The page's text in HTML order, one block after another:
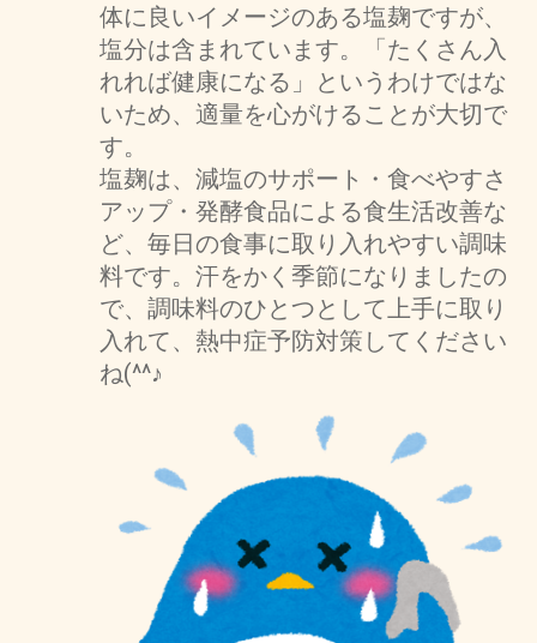
体に良いイメージのある塩麹ですが、
塩分は含まれています。「たくさん入
れれば健康になる」というわけではな
いため、適量を心がけることが大切で
す。
塩麹は、減塩のサポート・食べやすさ
アップ・発酵食品による食生活改善な
ど、毎日の食事に取り入れやすい調味
料です。汗をかく季節になりましたの
で、調味料のひとつとして上手に取り
入れて、熱中症予防対策してください
ね(^^♪